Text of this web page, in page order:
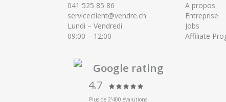
041 525 85 86
serviceclient@vendre.ch
Lundi – Vendredi
09:00 – 12:00
Google rating
4.7
Plus de 2'400 évalutions
A propos
Entreprise
Jobs
Affiliate